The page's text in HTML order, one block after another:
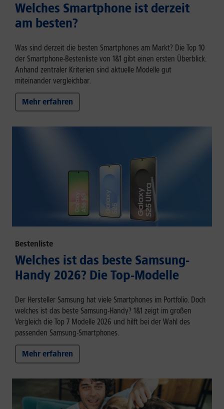
Welches Smartphone ist derzeit
am besten?
Was sind derzeit die besten Smartphones am Markt? Die Top 10
der Smartphone-Bestenliste von 1&1 gibt einen ersten Überblick.
Anhand zentraler Kriterien sind aktuelle Modelle gut
miteinander vergleichbar.
Mehr erfahren
Bestenliste
Welches ist das beste Samsung-
Handy 2026? Die Top-Modelle
Der Hersteller Samsung hat viele Smartphones im Portfolio. Doch
welches ist das beste Samsung-Handy? 1&1 zeigt im großen
Vergleich die Top 7 Modelle 2026 und hilft bei der Wahl des
passenden Samsung-Smartphones.
Mehr erfahren